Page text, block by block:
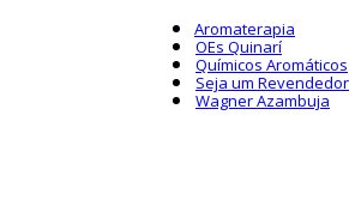
Aromaterapia
OEs Quinarí
Químicos Aromáticos
Seja um Revendedor
Wagner Azambuja